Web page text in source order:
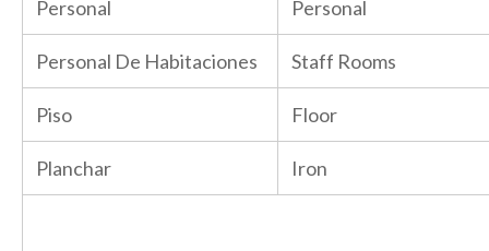
Personal Personal
Personal De Habitaciones Staff Rooms
Piso Floor
Planchar Iron